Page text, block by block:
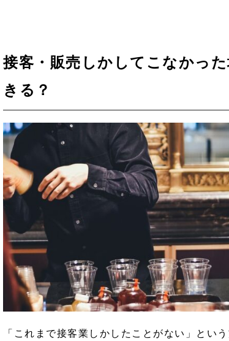
接客・販売しかしてこなかっ
きる？
「これまで接客業しかしたことがない」とい